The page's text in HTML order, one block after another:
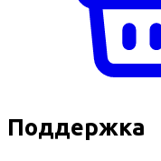
Поддержка